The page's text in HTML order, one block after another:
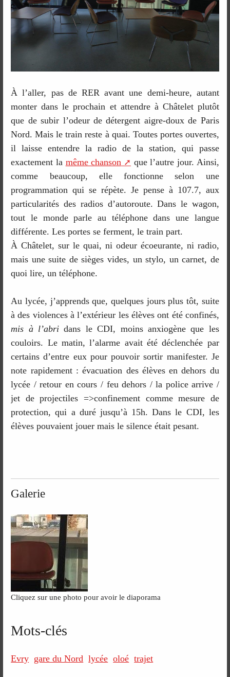
À l’aller, pas de RER avant une demi-heure, autant
monter dans le prochain et attendre à Châtelet plutôt
que de subir l’odeur de détergent aigre-doux de Paris
Nord. Mais le train reste à quai. Toutes portes ouvertes,
il laisse entendre la radio de la station, qui passe
exactement la même chanson
que l’autre jour. Ainsi,
comme beaucoup, elle fonctionne selon une
programmation qui se répète. Je pense à 107.7, aux
particularités des radios d’autoroute. Dans le wagon,
tout le monde parle au téléphone dans une langue
différente. Les portes se ferment, le train part.
À Châtelet, sur le quai, ni odeur écoeurante, ni radio,
mais une suite de sièges vides, un stylo, un carnet, de
quoi lire, un téléphone.
Au lycée, j’apprends que, quelques jours plus tôt, suite
à des violences à l’extérieur les élèves ont été confinés,
mis à l’abri dans le CDI, moins anxiogène que les
couloirs. Le matin, l’alarme avait été déclenchée par
certains d’entre eux pour pouvoir sortir manifester. Je
note rapidement : évacuation des élèves en dehors du
lycée / retour en cours / feu dehors / la police arrive /
jet de projectiles =>confinement comme mesure de
protection, qui a duré jusqu’à 15h. Dans le CDI, les
élèves pouvaient jouer mais le silence était pesant.
Galerie
Cliquez sur une photo pour avoir le diaporama
Mots-clés
Evry gare du Nord lycée oloé trajet